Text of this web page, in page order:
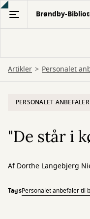
Gå
hovedindhold
Brøndby-
Artikler Personalet
PERSONALET ANBEFALER
"De står i
AfDorthe Langebjerg
TagsPersonalet anbefaler til